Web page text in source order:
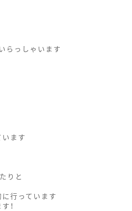
らっしゃいます
ます
りと
行っています
！